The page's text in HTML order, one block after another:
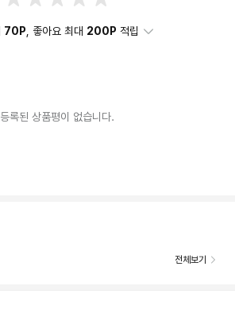
70P , 좋아요 최대 200P 적립
등록된 상품평이 없습니다.
전체보기